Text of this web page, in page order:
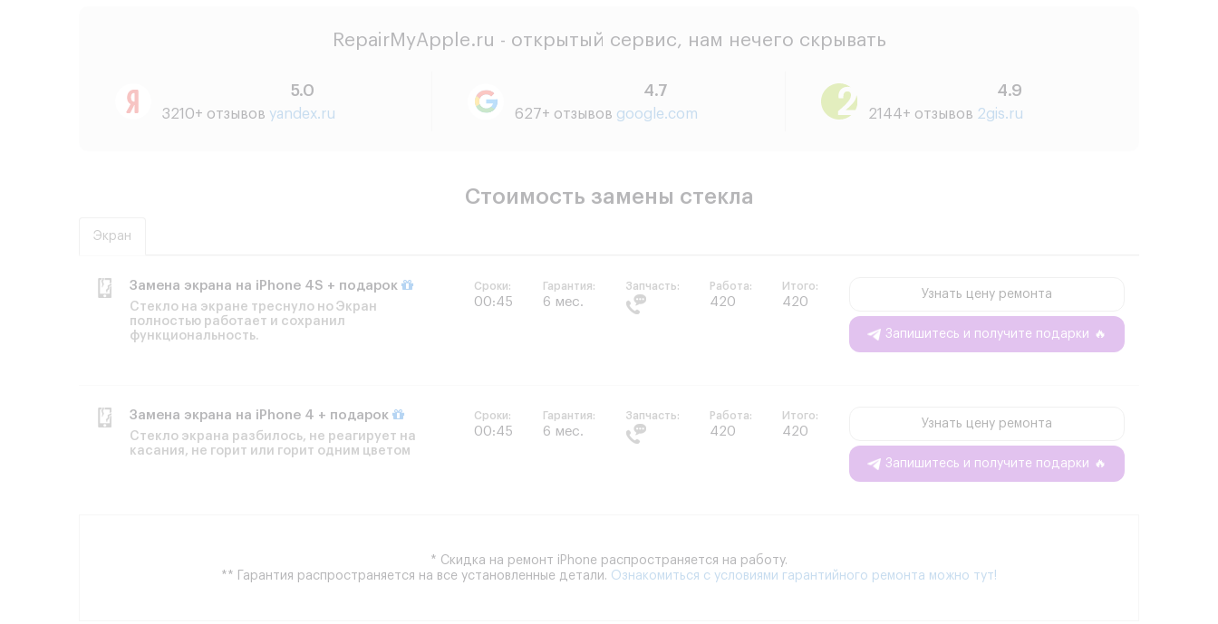
RepairMyApple.ru - открытый сервис, нам нечего скрывать
5.0
3210+ отзывов yandex.ru
4.7
627+ отзывов google.com
4.9
2144+ отзывов 2gis.ru
Стоимость замены стекла
Экран
Замена экрана на iPhone 4S + подарок
Стекло на экране треснуло но Экран
полностью работает и сохранил
функциональность.
Сроки:
00:45
Гарантия:
6 мес.
Запчасть: Работа:
420
Итого:
420
Узнать цену ремонта
Запишитесь и получите подарки 🔥
Замена экрана на iPhone 4 + подарок
Стекло экрана разбилось, не реагирует на
касания, не горит или горит одним цветом
Сроки:
00:45
Гарантия:
6 мес.
Запчасть: Работа:
420
Итого:
420
Узнать цену ремонта
Запишитесь и получите подарки 🔥
* Скидка на ремонт iPhone распространяется на работу.
** Гарантия распространяется на все установленные детали. Ознакомиться с условиями гарантийного ремонта можно тут!